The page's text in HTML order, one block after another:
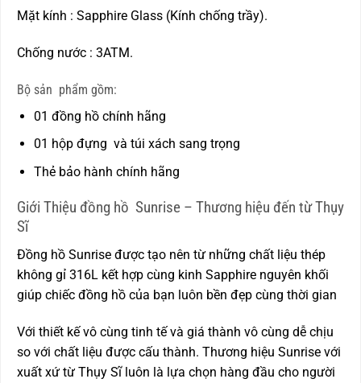
Mặt kính : Sapphire Glass (Kính chống trầy).
Chống nước : 3ATM.
Bộ sản phẩm gồm:
01 đồng hồ chính hãng
01 hộp đựng và túi xách sang trọng
Thẻ bảo hành chính hãng
Giới Thiệu đồng hồ Sunrise – Thương hiệu đến từ Thụy
Sĩ
Đồng hồ Sunrise được tạo nên từ những chất liệu thép
không gỉ 316L kết hợp cùng kinh Sapphire nguyên khối
giúp chiếc đồng hồ của bạn luôn bền đẹp cùng thời gian
Với thiết kế vô cùng tinh tế và giá thành vô cùng dễ chịu
so với chất liệu được cấu thành. Thương hiệu Sunrise với
xuất xứ từ Thụy Sĩ luôn là lựa chọn hàng đầu cho người